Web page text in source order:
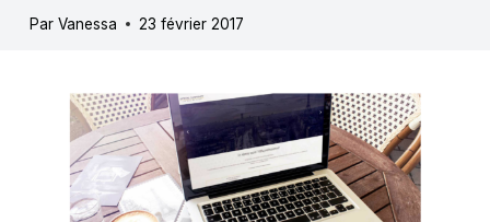
Par Vanessa 23 février 2017